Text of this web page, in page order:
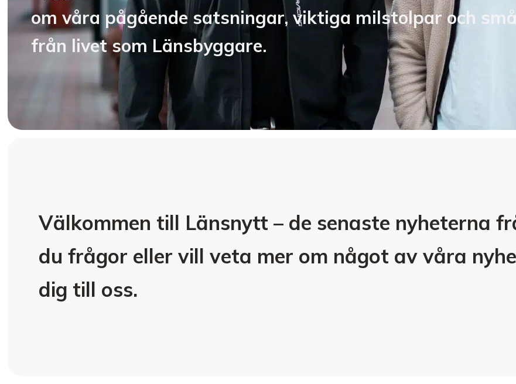
om våra pågående satsningar, viktiga milstolpar och
från livet som Länsbyggare.
Välkommen till Länsnytt – de senaste nyheterna
du frågor eller vill veta mer om något av våra
dig till oss.